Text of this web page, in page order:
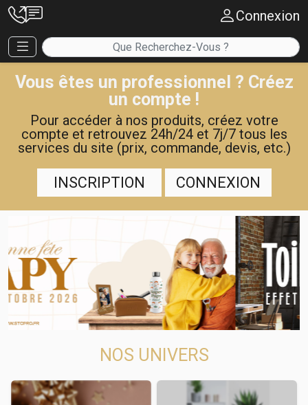
Connexion
Vous êtes un professionnel ? Créez
un compte !
Pour accéder à nos produits, créez votre
compte et retrouvez 24h/24 et 7j/7 tous les
services du site (prix, commande, devis, etc.)
INSCRIPTION CONNEXION
NOS UNIVERS